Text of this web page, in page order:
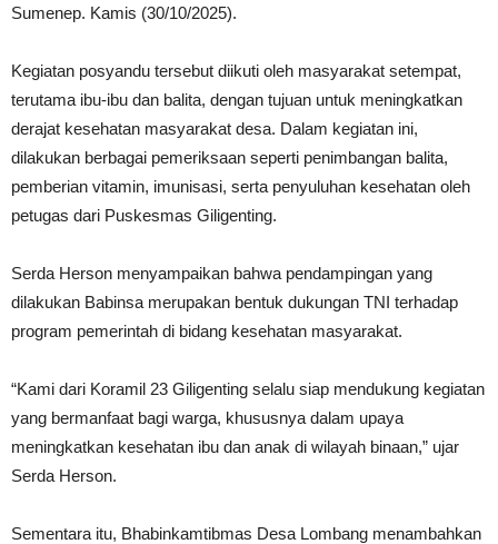
Sumenep. Kamis (30/10/2025).
Kegiatan posyandu tersebut diikuti oleh masyarakat setempat,
terutama ibu-ibu dan balita, dengan tujuan untuk meningkatkan
derajat kesehatan masyarakat desa. Dalam kegiatan ini,
dilakukan berbagai pemeriksaan seperti penimbangan balita,
pemberian vitamin, imunisasi, serta penyuluhan kesehatan oleh
petugas dari Puskesmas Giligenting.
Serda Herson menyampaikan bahwa pendampingan yang
dilakukan Babinsa merupakan bentuk dukungan TNI terhadap
program pemerintah di bidang kesehatan masyarakat.
“Kami dari Koramil 23 Giligenting selalu siap mendukung kegiatan
yang bermanfaat bagi warga, khususnya dalam upaya
meningkatkan kesehatan ibu dan anak di wilayah binaan,” ujar
Serda Herson.
Sementara itu, Bhabinkamtibmas Desa Lombang menambahkan